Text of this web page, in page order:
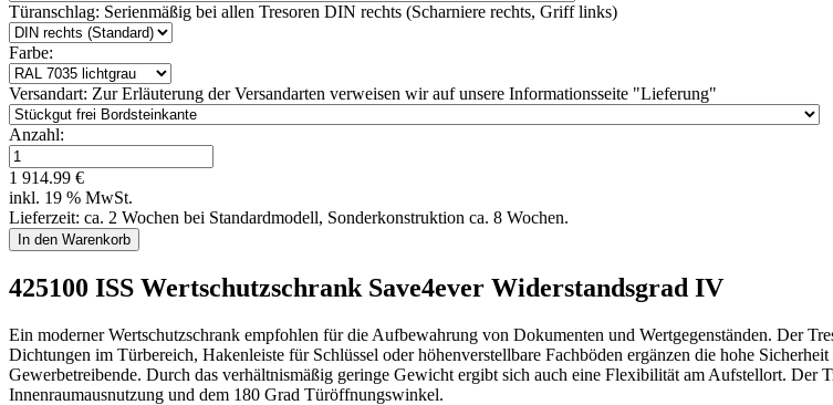
Türanschlag: Serienmäßig bei allen Tresoren DIN rechts (Scharniere rechts, Griff links)
Farbe:
Versandart: Zur Erläuterung der Versandarten verweisen wir auf unsere Informationsseite "Lieferung"
Anzahl:
1 914.99 €
inkl. 19 % MwSt.
Lieferzeit: ca. 2 Wochen bei Standardmodell, Sonderkonstruktion ca. 8 Wochen.
425100 ISS Wertschutzschrank Save4ever Widerstandsgrad IV
Ein moderner Wertschutzschrank empfohlen für die Aufbewahrung von Dokumenten und Wertgegenständen. Der
Dichtungen im Türbereich, Hakenleiste für Schlüssel oder höhenverstellbare Fachböden ergänzen die hohe
Gewerbetreibende. Durch das verhältnismäßig geringe Gewicht ergibt sich auch eine Flexibilität am Aufstellort. Der
Innenraumausnutzung und dem 180 Grad Türöffnungswinkel.